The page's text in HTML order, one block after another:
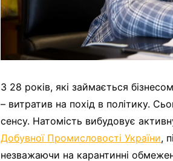
З 28 років, які займається
– витратив на похід в політику.
сенсу. Натомість вибудовує
Добувної Промисловості України,
незважаючи на карантинні